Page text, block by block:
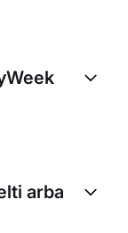
vienoje
arba